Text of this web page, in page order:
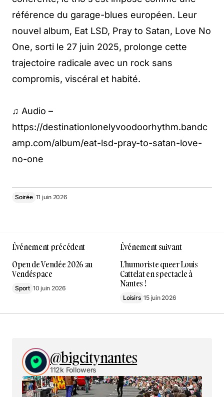
référence du garage-blues européen. Leur
nouvel album, Eat LSD, Pray to Satan, Love No
One, sorti le 27 juin 2025, prolonge cette
trajectoire radicale avec un rock sans
compromis, viscéral et habité.
♫ Audio –
https://destinationlonelyvoodoorhythm.bandc
amp.com/album/eat-lsd-pray-to-satan-love-
no-one
Soirée 11 juin 2026
Événement précédent
Open de Vendée 2026 au
Vendéspace
Sport 10 juin 2026
Événement suivant
L’humoriste queer Louis
Cattelat en spectacle à
Nantes !
Loisirs 15 juin 2026
@bigcitynantes
112k Followers